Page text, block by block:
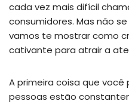
cada vez mais difícil
consumidores. Mas não
vamos te mostrar como
cativante para atrair a
A primeira coisa que
pessoas estão